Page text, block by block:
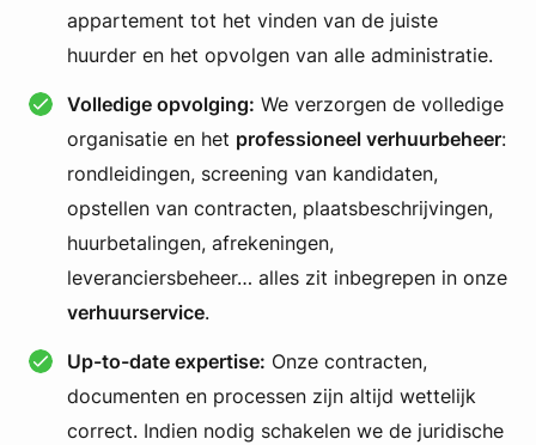
appartement tot het vinden van de juiste
huurder en het opvolgen van alle administratie.
Volledige opvolging: We verzorgen de volledige
organisatie en het professioneel verhuurbeheer:
rondleidingen, screening van kandidaten,
opstellen van contracten, plaatsbeschrijvingen,
huurbetalingen, afrekeningen,
leveranciersbeheer… alles zit inbegrepen in onze
verhuurservice.
Up-to-date expertise: Onze contracten,
documenten en processen zijn altijd wettelijk
correct. Indien nodig schakelen we de juridische